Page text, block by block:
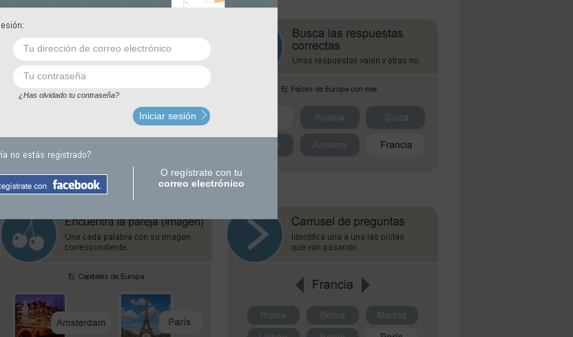
Iniciar sesión
¿Has olvidado tu contraseña?
O regístrate con tu
correo electrónico